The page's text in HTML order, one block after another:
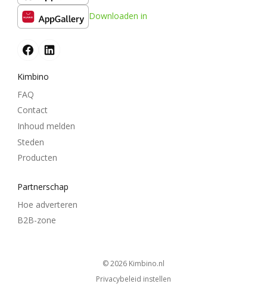
Downloaden in
Kimbino
FAQ
Contact
Inhoud melden
Steden
Producten
Partnerschap
Hoe adverteren
B2B-zone
© 2026
kimbino.nl
Privacybeleid instellen